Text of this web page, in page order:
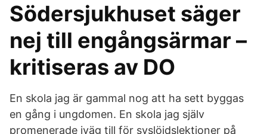
Södersjukhuset säger
nej till engångsärmar –
kritiseras av DO
En skola jag är gammal nog att ha sett byggas
en gång i ungdomen. En skola jag själv
promenerade iväg till för syslöjdslektioner på